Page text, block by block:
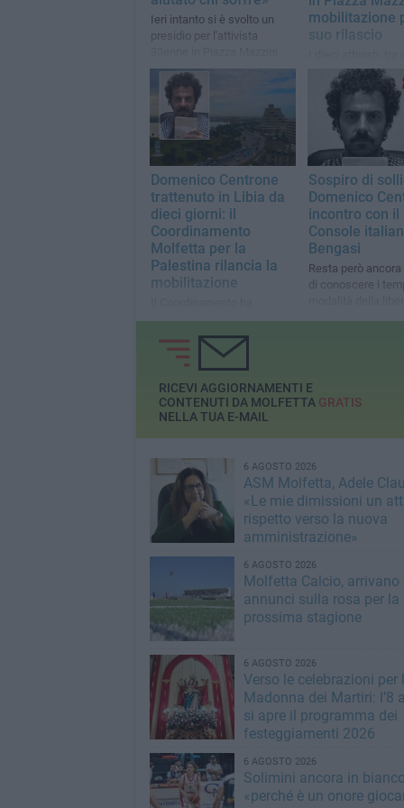
Ieri intanto si è svolto un
presidio per l'attivista
mobilitazione
suo rilascio
cittadini italiani,
parte del
Global Sumud
Domenico Centrone
trattenuto in Libia da
dieci giorni: il
Coordinamento
Molfetta per la
Palestina rilancia la
mobilitazione
sottolineato l'importanza di
mantenere alta l'attenzione
sul caso
Sospiro di
Domenico
incontro con il
Console
Bengasi
Resta però
di conoscere i
modalità della
RICEVI AGGIORNAMENTI E
CONTENUTI DA MOLFETTA GRATIS
NELLA TUA E-MAIL
6 AGOSTO 2026
ASM Molfetta, Adele
«Le mie dimissioni un
rispetto verso la nuova
amministrazione»
6 AGOSTO 2026
Molfetta Calcio, arrivano
annunci sulla rosa per la
prossima stagione
6 AGOSTO 2026
Verso le celebrazioni per
Madonna dei Martiri: l’8
si apre il programma dei
festeggiamenti 2026
6 AGOSTO 2026
Solimini ancora in
«perché è un onore